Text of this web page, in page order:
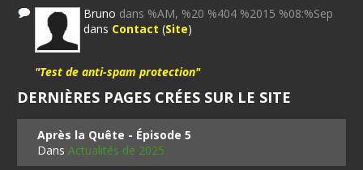
Bruno dans %AM, %20 %404 %2015 %08:%Sep
dans Contact (Site)
"Test de anti-spam protection"
DERNIÈRES PAGES CRÉES SUR LE SITE
Après la Quête - Épisode 5
DansActualités de 2025